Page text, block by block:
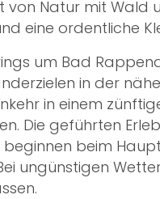
von Natur mit Wald
eine ordentliche
um Bad
in der
in einem
Die geführten
beim
ungünstigen